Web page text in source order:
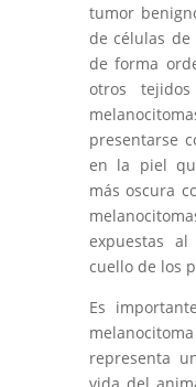
tumor
de células de
de forma
otros
presentarse
en la piel
más oscura
expuestas
cuello de los
Es
representa